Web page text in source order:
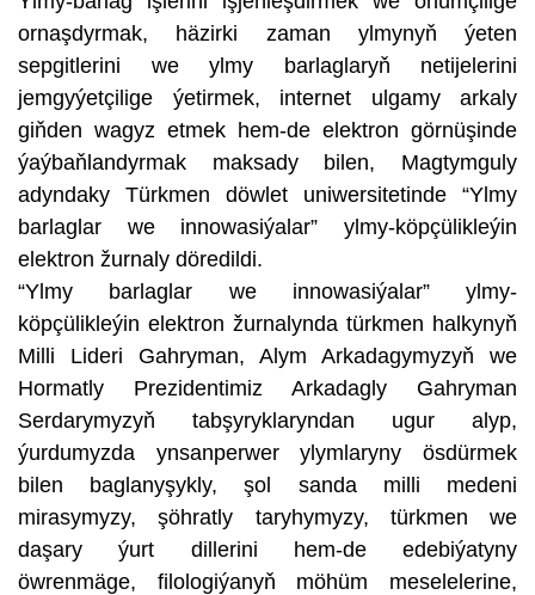
ornaşdyrmak, häzirki zaman ylmynyň ýeten
sepgitlerini we ylmy barlaglaryň netijelerini
jemgyýetçilige ýetirmek, internet ulgamy arkaly
giňden wagyz etmek hem-de elektron görnüşinde
ýaýbaňlandyrmak maksady bilen, Magtymguly
adyndaky Türkmen döwlet uniwersitetinde “Ylmy
barlaglar we innowasiýalar” ylmy-köpçülikleýin
elektron žurnaly döredildi.
“Ylmy barlaglar we innowasiýalar” ylmy-
köpçülikleýin elektron žurnalynda türkmen halkynyň
Milli Lideri Gahryman, Alym Arkadagymyzyň we
Hormatly Prezidentimiz Arkadagly Gahryman
Serdarymyzyň tabşyryklaryndan ugur alyp,
ýurdumyzda ynsanperwer ylymlaryny ösdürmek
bilen baglanyşykly, şol sanda milli medeni
mirasymyzy, şöhratly taryhymyzy, türkmen we
daşary ýurt dillerini hem-de edebiýatyny
öwrenmäge, filologiýanyň möhüm meselelerine,